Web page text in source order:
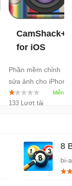
CamShack+
for iOS
Phần mềm chỉnh
sửa ảnh cho iPhone
133 Lượt tải
8
bi-